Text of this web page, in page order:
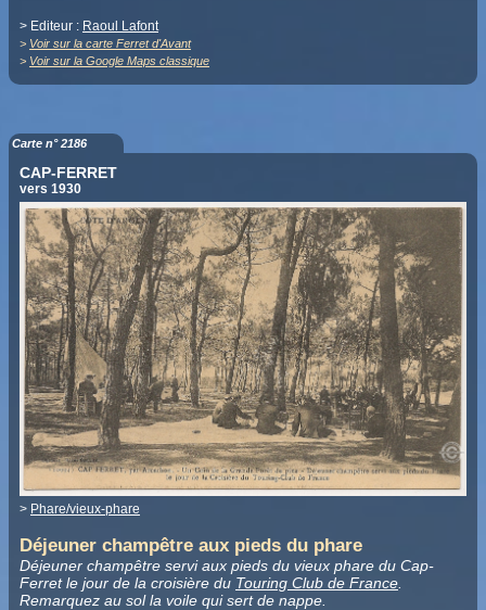
> Editeur : Raoul Lafont
> Voir sur la carte Ferret d'Avant
> Voir sur la Google Maps classique
Carte n° 2186
CAP-FERRET
vers 1930
> Phare/vieux-phare
Déjeuner champêtre aux pieds du phare
Déjeuner champêtre servi aux pieds du vieux phare du Cap-
Ferret le jour de la croisière du Touring Club de France
Remarquez au sol la voile qui sert de nappe.